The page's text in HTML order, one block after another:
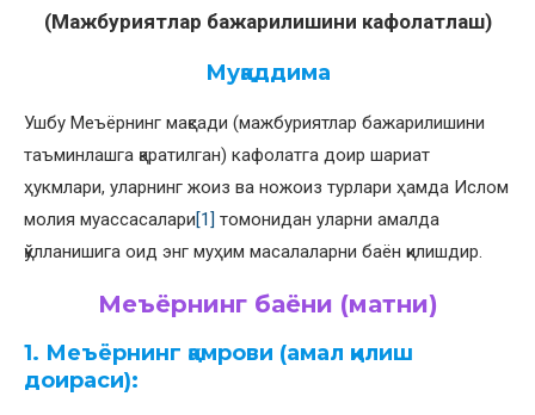
(Мажбуриятлар бажарилишини кафолатлаш)
Муқаддима
Ушбу Меъёрнинг мақсади (мажбуриятлар бажарилишини
таъминлашга қаратилган) кафолатга доир шариат
ҳукмлари, уларнинг жоиз ва ножоиз турлари ҳамда Ислом
молия муассасалари[1] томонидан уларни амалда
қўлланишига оид энг муҳим масалаларни баён қилишдир.
Меъёрнинг баёни (матни)
1. Меъёрнинг қамрови (амал қилиш
доираси):